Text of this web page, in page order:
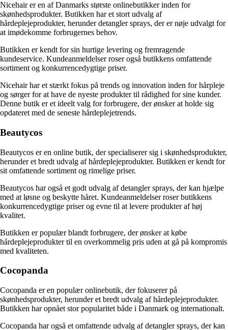
Nicehair er en af Danmarks største onlinebutikker inden for
skønhedsprodukter. Butikken har et stort udvalg af
hårdeplejeprodukter, herunder detangler sprays, der er nøje udvalgt for
at imødekomme forbrugernes behov.
Butikken er kendt for sin hurtige levering og fremragende
kundeservice. Kundeanmeldelser roser også butikkens omfattende
sortiment og konkurrencedygtige priser.
Nicehair har et stærkt fokus på trends og innovation inden for hårpleje
og sørger for at have de nyeste produkter til rådighed for sine kunder.
Denne butik er et ideelt valg for forbrugere, der ønsker at holde sig
opdateret med de seneste hårdeplejetrends.
Beautycos
Beautycos er en online butik, der specialiserer sig i skønhedsprodukter,
herunder et bredt udvalg af hårdeplejeprodukter. Butikken er kendt for
sit omfattende sortiment og rimelige priser.
Beautycos har også et godt udvalg af detangler sprays, der kan hjælpe
med at løsne og beskytte håret. Kundeanmeldelser roser butikkens
konkurrencedygtige priser og evne til at levere produkter af høj
kvalitet.
Butikken er populær blandt forbrugere, der ønsker at købe
hårdeplejeprodukter til en overkommelig pris uden at gå på kompromis
med kvaliteten.
Cocopanda
Cocopanda er en populær onlinebutik, der fokuserer på
skønhedsprodukter, herunder et bredt udvalg af hårdeplejeprodukter.
Butikken har opnået stor popularitet både i Danmark og internationalt.
Cocopanda har også et omfattende udvalg af detangler sprays, der kan